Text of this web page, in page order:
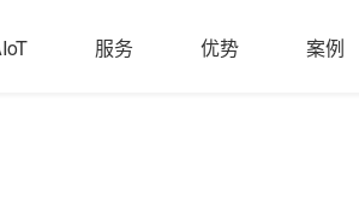
服务 优势 案例